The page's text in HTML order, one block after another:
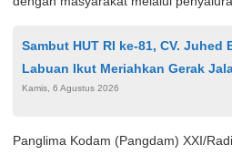
Sambut HUT RI ke-81, CV. Juhed
Labuan Ikut Meriahkan Gerak
Kamis, 6 Agustus 2026
Panglima Kodam (Pangdam) XXI/